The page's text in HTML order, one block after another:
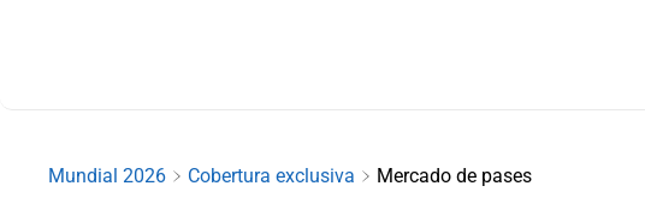
Mundial 2026 Cobertura exclusiva Mercado de pases